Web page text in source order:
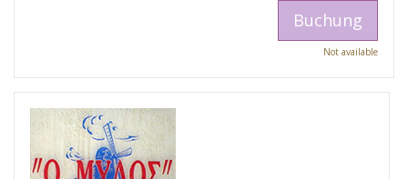
Buchung
Not available